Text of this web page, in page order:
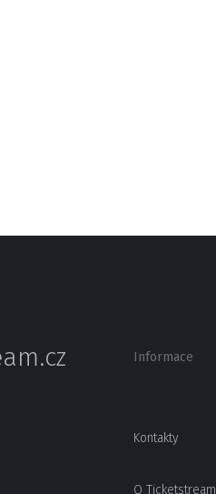
Informace
Kontakty
O Ticketstream